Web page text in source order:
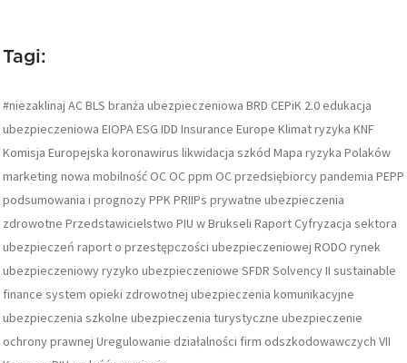
Tagi:
#niezaklinaj ACBLS branża ubezpieczeniowa BRD CEPiK 2.0 edukacja
ubezpieczeniowa EIOPAESG IDD Insurance Europe Klimat ryzyka KNF
Komisja Europejska koronawirus likwidacja szkód Mapa ryzyka Polaków
marketing nowa mobilność OC OC ppm OC przedsiębiorcypandemia PEPP
podsumowania i prognozyPPKPRIIPs prywatne ubezpieczenia
zdrowotne Przedstawicielstwo PIU w Brukseli Raport Cyfryzacja sektora
ubezpieczeń raport o przestępczości ubezpieczeniowej RODO rynek
ubezpieczeniowyryzyko ubezpieczeniowe SFDR Solvency II sustainable
finance system opieki zdrowotnej ubezpieczenia komunikacyjne
ubezpieczenia szkolne ubezpieczenia turystyczne ubezpieczenie
ochrony prawnej Uregulowanie działalności firm odszkodowawczych VII